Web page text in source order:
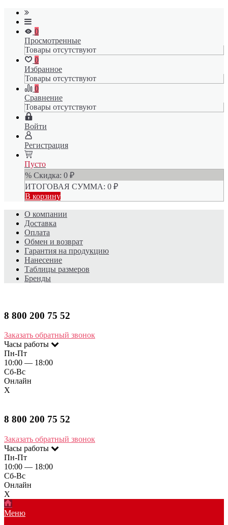
0
Просмотренные
Товары отсутствуют
0
Избранное
Товары отсутствуют
0
Сравнение
Товары отсутствуют
Войти
Регистрация
Пусто
% Скидка: 0 ₽
ИТОГОВАЯ СУММА: 0 ₽
В корзину
О компании
Доставка
Оплата
Обмен и возврат
Гарантия на продукцию
Нанесение
Таблицы размеров
Бренды
8 800 200 75 52​
Заказать обратный звонок
Часы работы
Пн-Пт
10:00 — 18:00
Сб-Вс
Онлайн
X
8 800 200 75 52​
Заказать обратный звонок
Часы работы
Пн-Пт
10:00 — 18:00
Сб-Вс
Онлайн
X
Меню